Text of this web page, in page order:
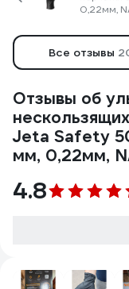
0,22мм,
Все отзывы
Отзывы об
Jeta Safety
мм, 0,22мм,
4.8